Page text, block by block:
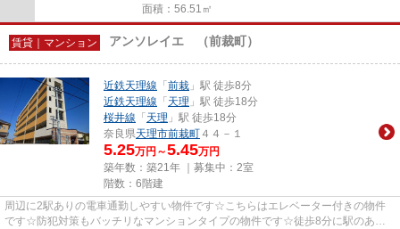
面積：56.51㎡
賃貸｜マンション アンソレイエ （前裁町）
近鉄天理線 「 前栽 」駅 徒歩8分
近鉄天理線 「 天理 」駅 徒歩18分
桜井線 「 天理 」駅 徒歩18分
奈良県天理市前栽町 ４４－１
5.25万円～5.45万円
築年数：築21年 ｜募集中： 2室
階数：6階建
周辺に2駅ありの電車通勤しやすい物件です☆こちらはエレベーター付きの物件
です☆防犯対策もバッチリなマンションタイプの物件です☆徒歩8分に駅のあ